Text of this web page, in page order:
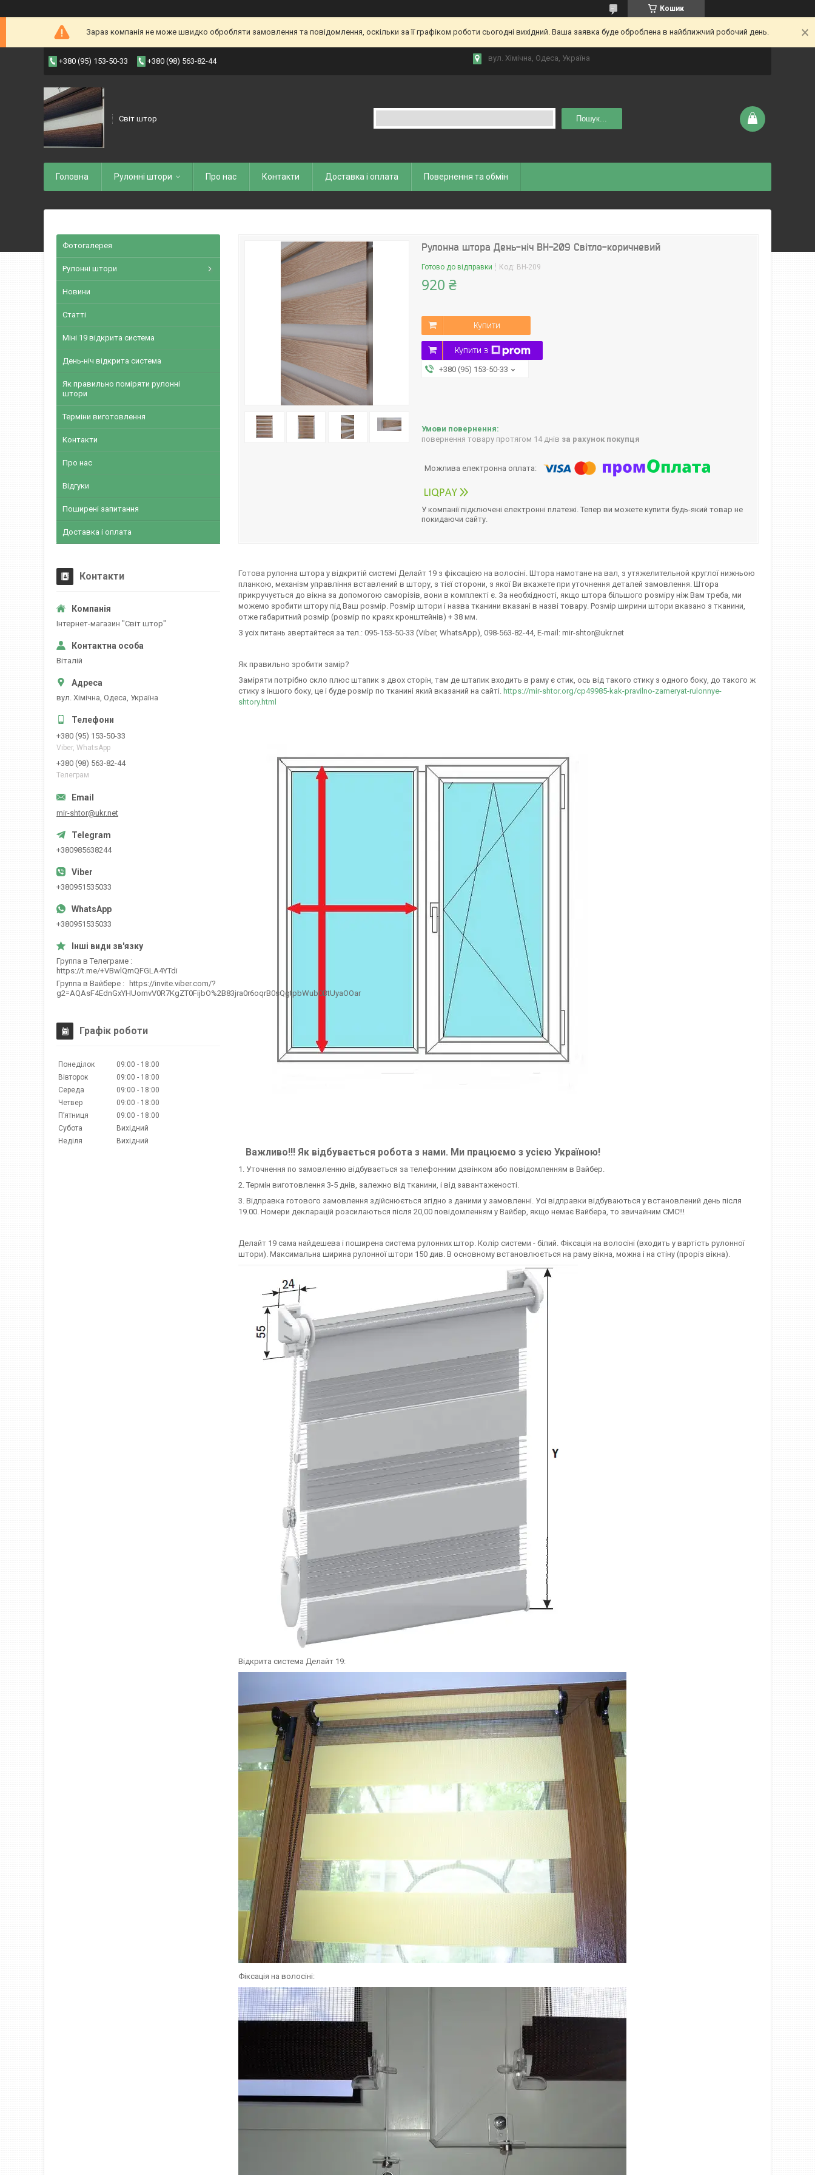
Кошик
Зараз компанія не може швидко обробляти замовлення та повідомлення, оскільки за її графіком роботи сьогодні вихідний. Ваша заявка буде оброблена в найближчий робочий день.
+380 (95) 153-50-33 +380 (98) 563-82-44 вул. Хiмiчна, Одеса, Україна
Світ штор Пошук...
Головна Рулоннi штори Про нас Контакти Доставка і оплата Повернення та обмiн
Рулонна штора День-ніч ВН-209 Світло-коричневий
Готово до відправки Код: ВН-209
920 ₴
Купити
Купити з
+380 (95) 153-50-33
повернення товару протягом 14 днів за рахунок покупця
У компанії підключені електронні платежі. Тепер ви можете купити будь-який товар не
покидаючи сайту.
Готова рулонна штора у відкритій системі Делайт 19 з фіксацією на волосіні. Штора намотане на вал, з утяжелительной круглої нижньою
планкою, механізм управління вставлений в штору, з тієї сторони, з якої Ви вкажете при уточнення деталей замовлення. Штора
прикручується до вікна за допомогою саморізів, вони в комплекті є. За необхідності, якщо штора більшого розміру ніж Вам треба, ми
можемо зробити штору під Ваш розмір. Розмір штори і назва тканини вказані в назві товару. Розмір ширини штори вказано з тканини,
отже габаритний розмір (розмір по краях кронштейнів) + 38 мм.
З усіх питань звертайтеся за тел.: 095-153-50-33 (Viber, WhatsApp), 098-563-82-44, E-mail: mir-shtor@ukr.net
Як правильно зробити замір?
Заміряти потрібно скло плюс штапик з двох сторін, там де штапик входить в раму є стик, ось від такого стику з одного боку, до такого ж
стику з іншого боку, це і буде розмір по тканині який вказаний на сайті. https://mir-shtor.org/cp49985-kak-pravilno-zameryat-rulonnye-
shtory.html
Важливо!!! Як відбувається робота з нами. Ми працюємо з усією Україною!
1. Уточнення по замовленню відбувається за телефонним дзвінком або повідомленням в Вайбер.
2. Термін виготовлення 3-5 днів, залежно від тканини, і від завантаженості.
3. Відправка готового замовлення здійснюється згідно з даними у замовленні. Усі відправки відбуваються у встановлений день після
19.00. Номери декларацій розсилаються після 20,00 повідомленням у Вайбер, якщо немає Вайбера, то звичайним СМС!!!
Делайт 19 сама найдешева і поширена система рулонних штор. Колір системи - білий. Фіксація на волосіні (входить у вартість рулонної
штори). Максимальна ширина рулонної штори 150 див. В основному встановлюється на раму вікна, можна і на стіну (проріз вікна).
Відкрита система Делайт 19:
Фіксація на волосіні:
Фотогалерея
Рулонні штори
Новини
Статті
Міні 19 відкрита система
День-ніч відкрита система
Як правильно поміряти рулонні
штори
Терміни виготовлення
Контакти
Про нас
Відгуки
Поширені запитання
Доставка і оплата
Контакти
Iнтернет-магазин "Свiт штор"
Вiталiй
вул. Хiмiчна, Одеса, Україна
+380 (95) 153-50-33
Viber, WhatsApp
+380 (98) 563-82-44
Телеграм
mir-shtor@ukr.net
+380985638244
+380951535033
+380951535033
Группа в Телеграме
https://t.me/+VBwlQmQFGLA4YTdi
Группа в Вайбере
https://invite.viber.com/?
g2=AQAsF4EdnGxYHUomvV0R7KgZT0FijbO%2B83jra0r6oqrB0sQgtpbWub0BtUyaOOar
Графік роботи
Понеділок 09:00
18:00
Вівторок
09:00
18:00
Середа
09:00
18:00
Четвер
09:00
18:00
Пʼятниця
09:00
18:00
Субота
Вихідний
Неділя
Вихідний